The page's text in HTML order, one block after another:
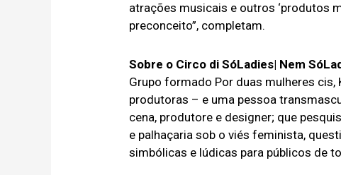
atrações musicais e outros ‘produtos
preconceito”, completam.
Sobre o Circo di SóLadies| Nem
Grupo formado Por duas mulheres cis,
produtoras – e uma pessoa
cena, produtore e designer; que
e palhaçaria sob o viés feminista,
simbólicas e lúdicas para públicos de